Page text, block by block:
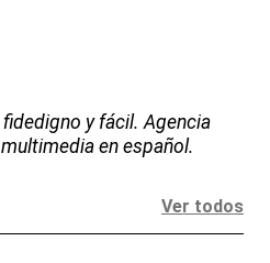
fidedigno y fácil. Agencia
en español.
Ver todos